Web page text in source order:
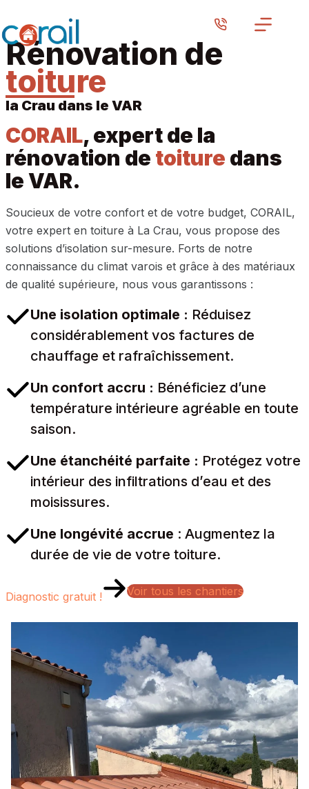
au
contenu
Rénovation de
toiture
la Crau dans le VAR
CORAIL, expert de la
rénovation de toiture dans
le VAR.
Soucieux de votre confort et de votre budget, CORAIL,
votre expert en toiture à La Crau, vous propose des
solutions d’isolation sur-mesure. Forts de notre
connaissance du climat varois et grâce à des matériaux
de qualité supérieure, nous vous garantissons :
Une isolation optimale : Réduisez
considérablement vos factures de
chauffage et rafraîchissement.
Un confort accru : Bénéficiez d’une
température intérieure agréable en toute
saison.
Une étanchéité parfaite : Protégez votre
intérieur des infiltrations d’eau et des
moisissures.
Une longévité accrue : Augmentez la
durée de vie de votre toiture.
Diagnostic gratuit ! Voir tous les chantiers